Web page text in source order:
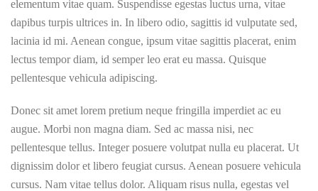
elementum vitae quam. Suspendisse egestas luctus urna, vitae
dapibus turpis ultrices in. In libero odio, sagittis id vulputate sed,
lacinia id mi. Aenean congue, ipsum vitae sagittis placerat, enim
lectus tempor diam, id semper leo erat eu massa. Quisque
pellentesque vehicula adipiscing.
Donec sit amet lorem pretium neque fringilla imperdiet ac eu
augue. Morbi non magna diam. Sed ac massa nisi, nec
pellentesque tellus. Integer posuere volutpat nulla eu placerat. Ut
dignissim dolor et libero feugiat cursus. Aenean posuere vehicula
cursus. Nam vitae tellus dolor. Aliquam risus nulla, egestas vel